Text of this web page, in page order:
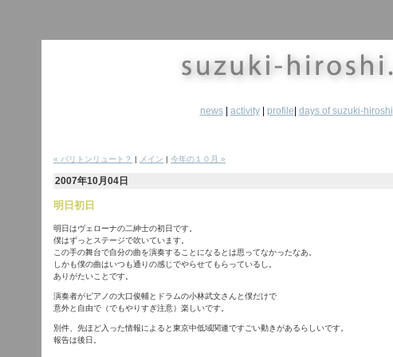
news| activity| profile days of suzuki-hiroshi
« バリトンリュート？ | メイン | 今年の１０月 »
2007年10月04日
明日初日
明日はヴェローナの二紳士の初日です。
僕はずっとステージで吹いています。
この手の舞台で自分の曲を演奏することになるとは思ってなかったなあ。
しかも僕の曲はいつも通りの感じでやらせてもらっているし。
ありがたいことです。
演奏者がピアノの大口俊輔とドラムの小林武文さんと僕だけで
意外と自由で（でもやりすぎ注意）楽しいです。
別件、先ほど入った情報によると東京中低域関連ですごい動きがあるらしいです。
報告は後日。